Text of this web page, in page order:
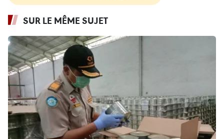
SUR LE MÊME SUJET